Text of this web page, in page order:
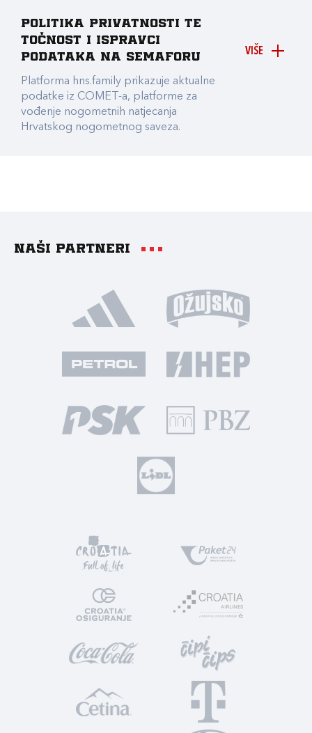
VIŠE
Politika privatnosti te
točnost i ispravci
podataka na Semaforu
Platforma hns.family prikazuje aktualne
podatke iz COMET-a, platforme za
vođenje nogometnih natjecanja
Hrvatskog nogometnog saveza.
Naši partneri